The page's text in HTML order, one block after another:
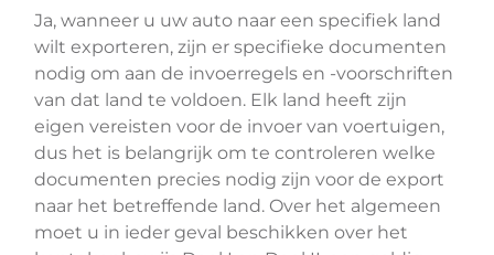
Ja, wanneer u uw auto naar een specifiek land
wilt exporteren, zijn er specifieke documenten
nodig om aan de invoerregels en -voorschriften
van dat land te voldoen. Elk land heeft zijn
eigen vereisten voor de invoer van voertuigen,
dus het is belangrijk om te controleren welke
documenten precies nodig zijn voor de export
naar het betreffende land. Over het algemeen
moet u in ieder geval beschikken over het